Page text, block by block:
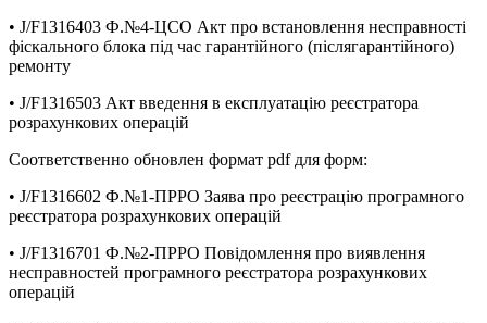
• J/F1316403 Ф.№4-ЦСО Акт про встановлення несправності
фіскального блока під час гарантійного (післягарантійного)
ремонту
• J/F1316503 Акт введення в експлуатацію реєстратора
розрахункових операцій
Соответственно обновлен формат pdf для форм:
• J/F1316602 Ф.№1-ПРРО Заява про реєстрацію програмного
реєстратора розрахункових операцій
• J/F1316701 Ф.№2-ПРРО Повідомлення про виявлення
несправностей програмного реєстратора розрахункових
операцій